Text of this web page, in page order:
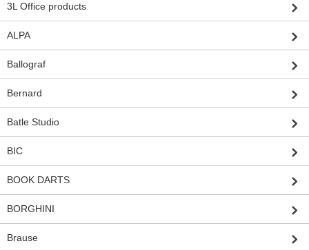
3L Office products
ALPA
Ballograf
Bernard
Batle Studio
BIC
BOOK DARTS
BORGHINI
Brause